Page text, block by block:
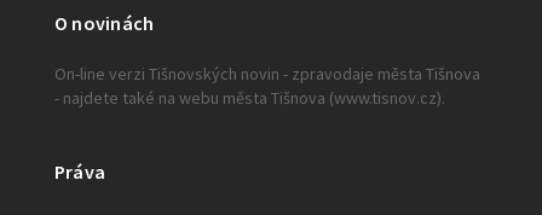
O novinách
On-line verzi Tišnovských novin - zpravodaje města Tišnova
- najdete také na webu města Tišnova (www.tisnov.cz).
Práva